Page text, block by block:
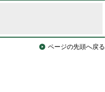
ページの先頭へ戻る